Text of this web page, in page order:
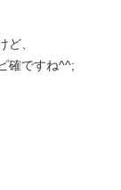
ど、
確ですね^^;